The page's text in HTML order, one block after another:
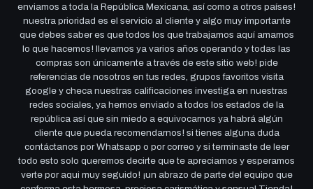
enviamos a toda la República Mexicana, así como a otros países!
nuestra prioridad es el servicio al cliente y algo muy importante
que debes saber es que todos los que trabajamos aquí amamos
lo que hacemos! llevamos ya varios años operando y todas las
compras son únicamente a través de este sitio web! pide
referencias de nosotros en tus redes, grupos favoritos visita
google y checa nuestras calificaciones investiga en nuestras
redes sociales, ya hemos enviado a todos los estados de la
república así que sin miedo a equivocarnos ya habrá algún
cliente que pueda recomendarnos! si tienes alguna duda
contáctanos por Whatsapp o por correo y si terminaste de leer
todo esto solo queremos decirte que te apreciamos y esperamos
verte por aqui muy seguido! ¡un abrazo de parte del equipo que